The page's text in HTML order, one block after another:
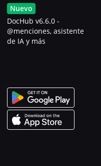
Nuevo
DocHub v6.6.0 -
@menciones, asistente
de IA y más